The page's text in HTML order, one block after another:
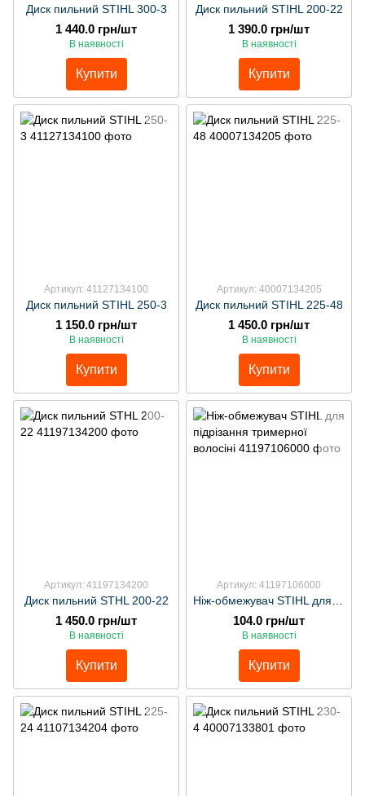
Диск пильний STIHL 300-3
1 440.0 грн/шт
В наявності
Купити
Диск пильний STIHL 200-22
1 390.0 грн/шт
В наявності
Купити
Артикул: 41127134100
Диск пильний STIHL 250-3
1 150.0 грн/шт
В наявності
Купити
Артикул: 40007134205
Диск пильний STIHL 225-48
1 450.0 грн/шт
В наявності
Купити
Артикул: 41197134200
Диск пильний STHL 200-22
1 450.0 грн/шт
В наявності
Купити
Артикул: 41197106000
104.0 грн/шт
В наявності
Купити